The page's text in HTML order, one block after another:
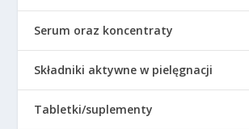
Serum oraz koncentraty
Składniki aktywne w pielęgnacji
Tabletki/suplementy